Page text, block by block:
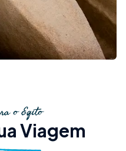
o Egito
Viagem